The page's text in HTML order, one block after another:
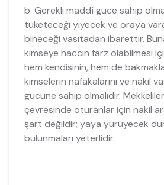
b. Gerekli maddî güce sahip
tüketeceği yiyecek ve oraya
bineceği vasıtadan ibarettir.
kimseye haccın farz olabilmesi
hem kendisinin, hem de
kimselerin nafakalarını ve nakil
gücüne sahip olmalıdır.
çevresinde oturanlar için nakil
şart değildir; yaya yürüyecek
bulunmaları yeterlidir.